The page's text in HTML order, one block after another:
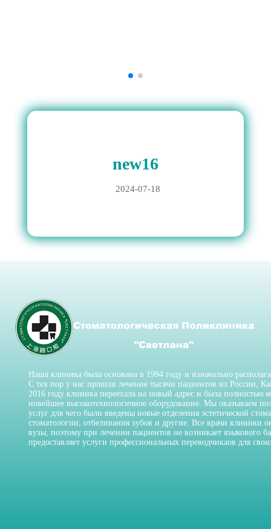
new16
2024-07-18
Наша клиника была основана в 1994 году и изначально
С тех пор у нас прошли лечение тысячи пациентов из России,
2016 году клиника переехала на новый адрес и была полностью
новейшее высокотехнологичное оборудование. Мы оказываем
услуг для чего были введены новые отделения эстетической
стоматологии, отбеливания зубов и другие. Все врачи клиники
вузы, поэтому при лечении пациентов не возникает языкового
предоставляет услуги профессиональных переводчикаов для